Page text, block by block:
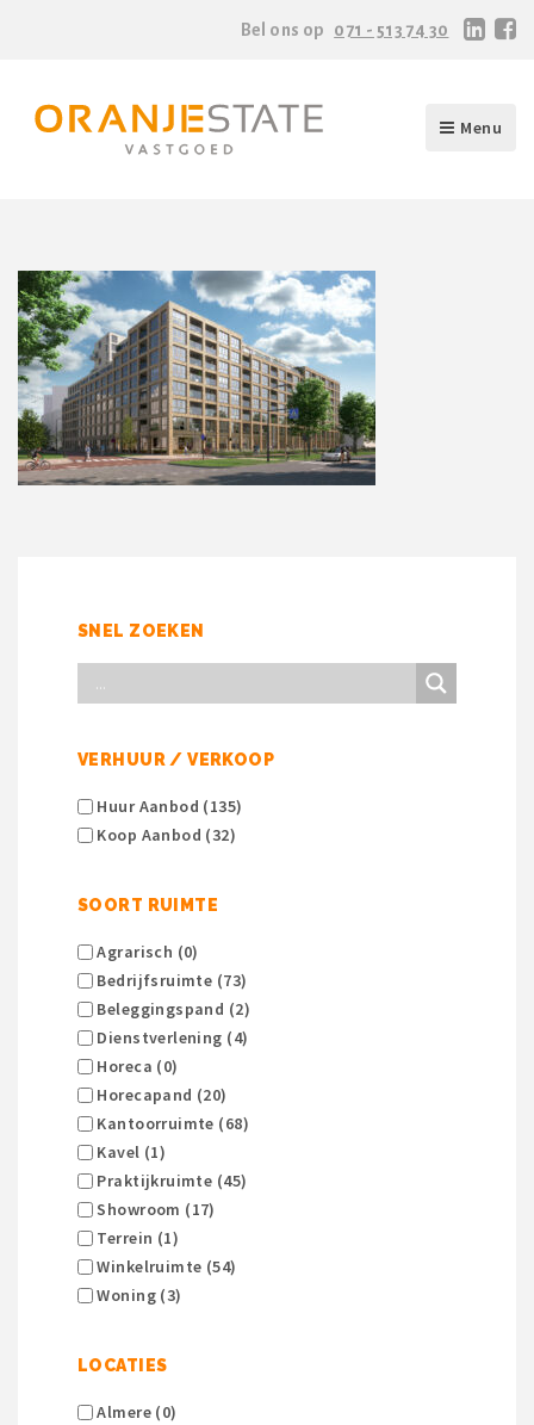
Bel ons op 071 - 513 74 30
Menu
SNEL ZOEKEN
VERHUUR / VERKOOP
Huur Aanbod (135)
Koop Aanbod (32)
SOORT RUIMTE
Agrarisch (0)
Bedrijfsruimte (73)
Beleggingspand (2)
Dienstverlening (4)
Horeca (0)
Horecapand (20)
Kantoorruimte (68)
Kavel (1)
Praktijkruimte (45)
Showroom (17)
Terrein (1)
Winkelruimte (54)
Woning (3)
LOCATIES
Almere (0)